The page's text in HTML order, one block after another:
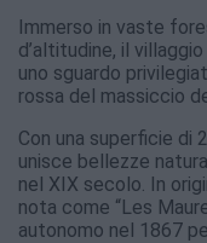
Immerso in vaste
d’altitudine, il
uno sguardo
rossa del massiccio
Con una superficie di
unisce bellezze
nel XIX secolo. In
nota come “Les
autonomo nel 1867